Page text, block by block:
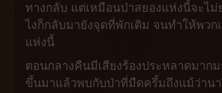
ทางกลับ แต่เหมือนป่าสยองแห่งนี้จะไม่
ไงก็กลับมายังจุดที่พักเดิม จนทำให้พว
แห่งนี้
ตอนกลางคืนมีเสียงร้องประหลาดมาก
ขึ้นมาแล้วพบกับป่าที่มืดครึ้มถึงแม้ว่านา